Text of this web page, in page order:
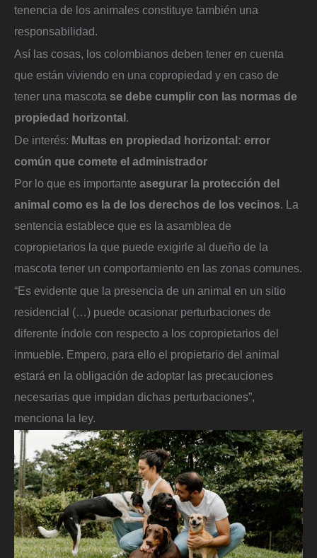
tenencia de los animales constituye también una
responsabilidad.
Así las cosas, los colombianos deben tener en cuenta
que están viviendo en una copropiedad y en caso de
tener una mascota se debe cumplir con las normas de
propiedad horizontal.
De interés: Multas en propiedad horizontal: error
común que comete el administrador
Por lo que es importante asegurar la protección del
animal como es la de los derechos de los vecinos. La
sentencia establece que es la asamblea de
copropietarios la que puede exigirle al dueño de la
mascota tener un comportamiento en las zonas comunes.
“Es evidente que la presencia de un animal en un sitio
residencial (…) puede ocasionar perturbaciones de
diferente índole con respecto a los copropietarios del
inmueble. Empero, para ello el propietario del animal
estará en la obligación de adoptar las precauciones
necesarias que impidan dichas perturbaciones”,
menciona la ley.